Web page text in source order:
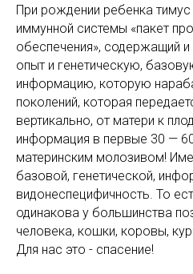
При рождении ребенка
иммунной системы «пакет
обеспечения», содержащий
опыт и генетическую,
информацию, которую
поколений, которая
вертикально, от матери к
информация в первые 30 —
материнским молозивом!
базовой, генетической,
видонеспецифичность. То
одинакова у большинства
человека, кошки, коровы,
Для нас это - спасение!